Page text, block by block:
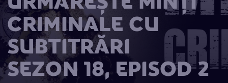
CRIMINALE CU
SUBTITRĂRI
SEZON 18, EPISOD 2